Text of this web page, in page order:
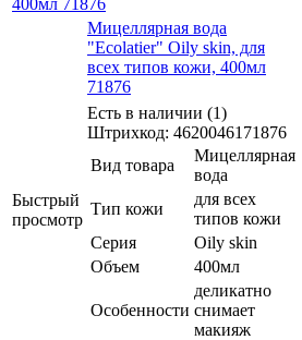
Быстрый
просмотр
Мицеллярная вода
"Ecolatier" Oily skin, для
всех типов кожи, 400мл
71876
Есть в наличии (1)
Штрихкод: 4620046171876
Вид товара
Мицеллярная
вода
Тип кожи
для всех
типов кожи
Серия
Oily skin
Объем
400мл
Особенности
деликатно
снимает
макияж